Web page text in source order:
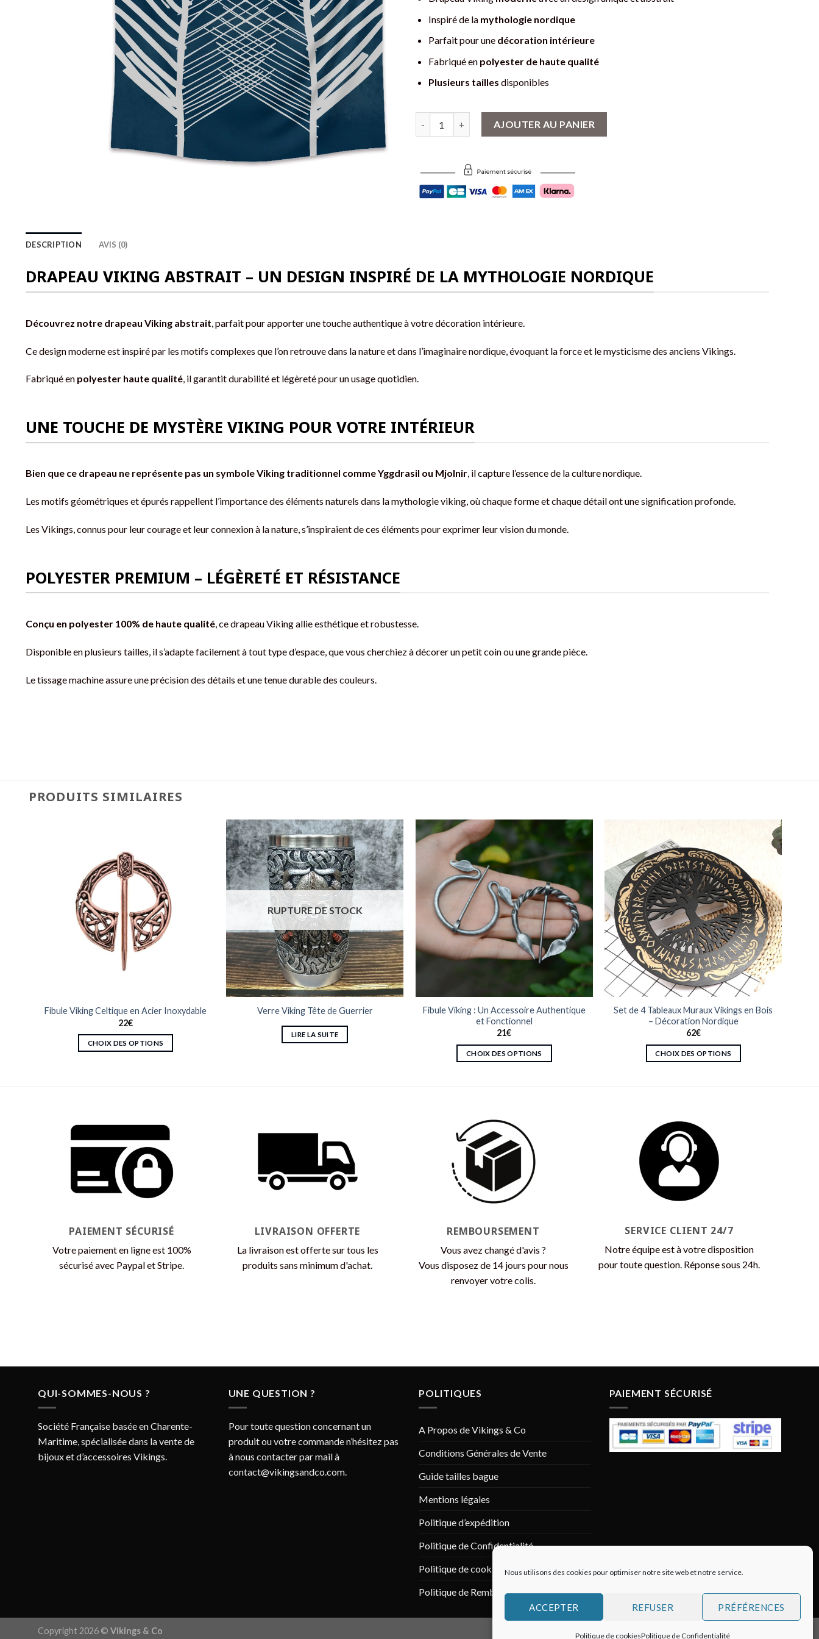
Nous utilisons des cookies pour optimiser notre site web et notre service.
ACCEPTER REFUSER PRÉFÉRENCES
Politique de cookiesPolitique de Confidentialité
Inspiré de la mythologie nordique
Parfait pour une décoration intérieure
Fabriqué en polyester de haute qualité
Plusieurs tailles disponibles
AJOUTER AU PANIER
DESCRIPTION AVIS (0)
DRAPEAU VIKING ABSTRAIT – UN DESIGN INSPIRÉ DE LA MYTHOLOGIE NORDIQUE
Découvrez notre drapeau Viking abstrait , parfait pour apporter une touche authentique à votre décoration intérieure.
Ce design moderne est inspiré par les motifs complexes que l’on retrouve dans la nature et dans l’imaginaire nordique, évoquant la force et le mysticisme des anciens Vikings.
Fabriqué en polyester haute qualité, il garantit durabilité et légèreté pour un usage quotidien.
UNE TOUCHE DE MYSTÈRE VIKING POUR VOTRE INTÉRIEUR
Bien que ce drapeau ne représente pas un symbole Viking traditionnel comme Yggdrasil ou Mjolnir, il capture l’essence de la culture nordique.
Les motifs géométriques et épurés rappellent l’importance des éléments naturels dans la mythologie viking, où chaque forme et chaque détail ont une signification profonde.
Les Vikings, connus pour leur courage et leur connexion à la nature, s’inspiraient de ces éléments pour exprimer leur vision du monde.
POLYESTER PREMIUM – LÉGÈRETÉ ET RÉSISTANCE
Conçu en polyester 100% de haute qualité, ce drapeau Viking allie esthétique et robustesse.
Disponible en plusieurs tailles, il s’adapte facilement à tout type d’espace, que vous cherchiez à décorer un petit coin ou une grande pièce.
Le tissage machine assure une précision des détails et une tenue durable des couleurs.
PRODUITS SIMILAIRES
Fibule Viking Celtique en Acier Inoxydable
22€
CHOIX DES OPTIONS
Les
options
peuvent
être
choisies
sur
page
produit
RUPTURE DE STOCK
Verre Viking Tête de Guerrier
LIRE LA SUITE
Fibule Viking : Un Accessoire Authentique
et Fonctionnel
21€
CHOIX DES OPTIONS
variations.
Les
options
peuvent
être
choisies
page
du
produit
Set de 4 Tableaux Muraux Vikings en Bois
– Décoration Nordique
62€
CHOIX DES OPTIONS
variations.
Les
options
peuvent
être
choisies
page
du
produit
PAIEMENT SÉCURISÉ
Votre paiement en ligne est 100%
sécurisé avec Paypal et Stripe.
LIVRAISON OFFERTE
La livraison est offerte sur tous les
produits sans minimum d'achat.
REMBOURSEMENT
Vous avez changé d'avis ?
Vous disposez de 14 jours pour nous
renvoyer votre colis.
SERVICE CLIENT 24/7
Notre équipe est à votre disposition
pour toute question. Réponse sous 24h.
QUI-SOMMES-NOUS ?
Société Française basée en Charente-
Maritime, spécialisée dans la vente de
bijoux et d’accessoires Vikings.
UNE QUESTION ?
Pour toute question concernant un
produit ou votre commande n’hésitez pas
à nous contacter par mail à
contact@vikingsandco.com.
POLITIQUES
A Propos de Vikings & Co
Conditions Générales de Vente
Guide tailles bague
Mentions légales
Politique d’expédition
Politique de Confidentialité
Politique de cookies (UE)
Politique de Remboursement
PAIEMENT SÉCURISÉ
Copyright 2026 © Vikings & Co